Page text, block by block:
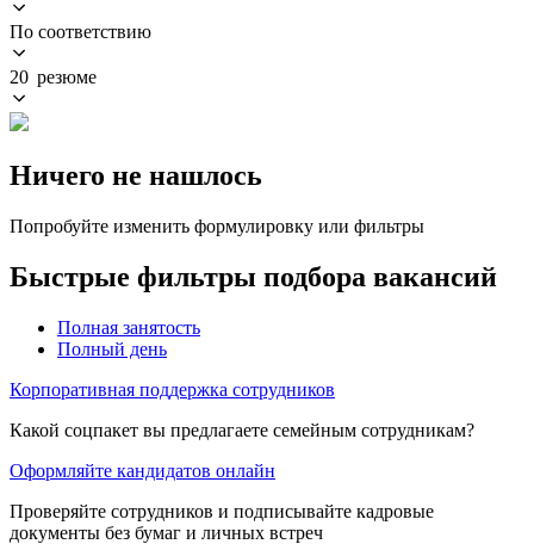
По соответствию
20 резюме
Ничего не нашлось
Попробуйте изменить формулировку или фильтры
Быстрые фильтры подбора вакансий
Полная занятость
Полный день
Корпоративная поддержка сотрудников
Какой соцпакет вы предлагаете семейным сотрудникам?
Оформляйте кандидатов онлайн
Проверяйте сотрудников и подписывайте кадровые
документы без бумаг и личных встреч